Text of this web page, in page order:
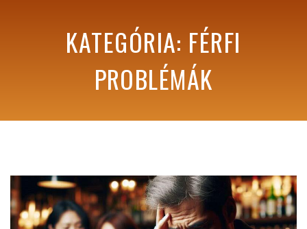
KATEGÓRIA: FÉRFI
PROBLÉMÁK